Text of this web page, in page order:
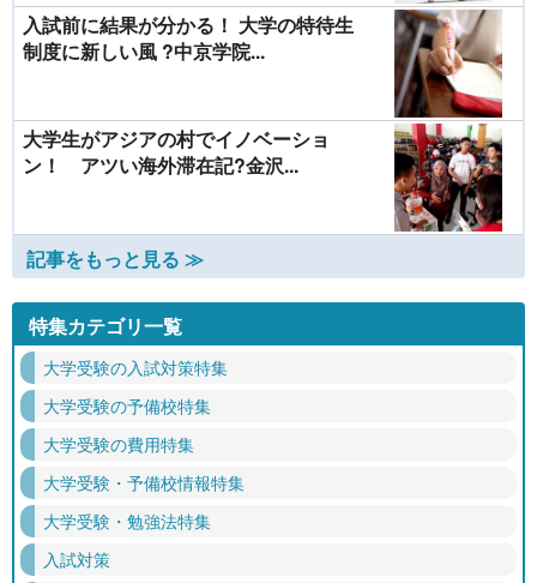
入試前に結果が分かる！ 大学の特待生
制度に新しい風 ?中京学院...
大学生がアジアの村でイノベーショ
ン！ アツい海外滞在記?金沢...
記事をもっと見る ≫
特集カテゴリ一覧
大学受験の入試対策特集
大学受験の予備校特集
大学受験の費用特集
大学受験・予備校情報特集
大学受験・勉強法特集
入試対策